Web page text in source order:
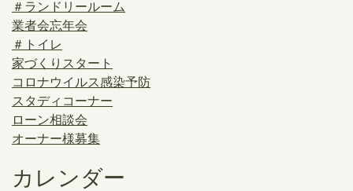
＃ランドリールーム
業者会忘年会
＃トイレ
家づくりスタート
コロナウイルス感染予防
スタディコーナー
ローン相談会
オーナー様募集
カレンダー